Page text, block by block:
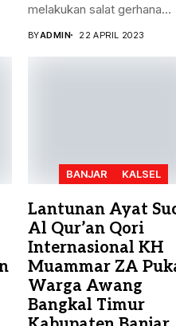
melakukan salat gerhana
BYADMIN 22 APRIL 2023
BANJAR KALSEL
Lantunan Ayat
Al Qur’an Qori
Internasional KH
Muammar ZA
Warga Awang
Bangkal Timur